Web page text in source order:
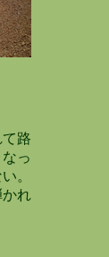
路
っ
。
れ